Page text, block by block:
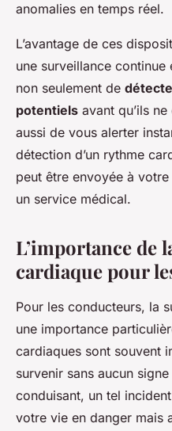
anomalies en temps réel.
L’avantage de ces
une surveillance
non seulement de
potentiels avant qu’ils
aussi de vous alerter
détection d’un rythme
peut être envoyée à
un service médical.
L’importance de
cardiaque pour
Pour les conducteurs, la
une importance
cardiaques sont souvent
survenir sans aucun
conduisant, un tel
votre vie en danger mais